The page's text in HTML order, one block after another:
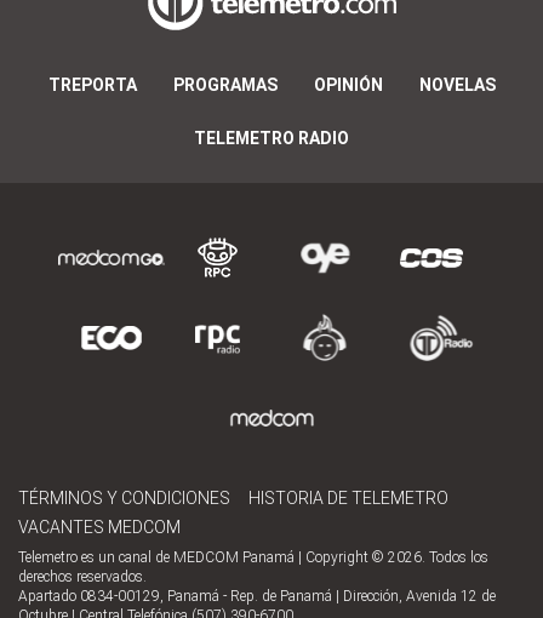
TREPORTA PROGRAMAS OPINIÓN NOVELAS
TELEMETRO RADIO
TÉRMINOS Y CONDICIONES
HISTORIA DE TELEMETRO
VACANTES MEDCOM
Telemetro es un canal de MEDCOM Panamá | Copyright © 2026. Todos los
derechos reservados.
Apartado 0834-00129, Panamá - Rep. de Panamá | Dirección, Avenida 12 de